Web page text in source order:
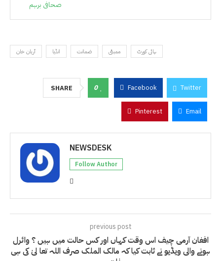
صحافی برہم
آریان خان انڈیا ضمانت ممبئی ہائی کورٹ
SHARE 0 Facebook Twitter
Pinterest Email
NEWSDESK
Follow Author
previous post
افغان آرمی چیف اس وقت کہاں اور کس حالت میں ہیں ؟ وائرل
ہونے والی ویڈیو نے ثابت کیا کہ مالک الملک صرف اللہ تعا لیٰ کی ہی